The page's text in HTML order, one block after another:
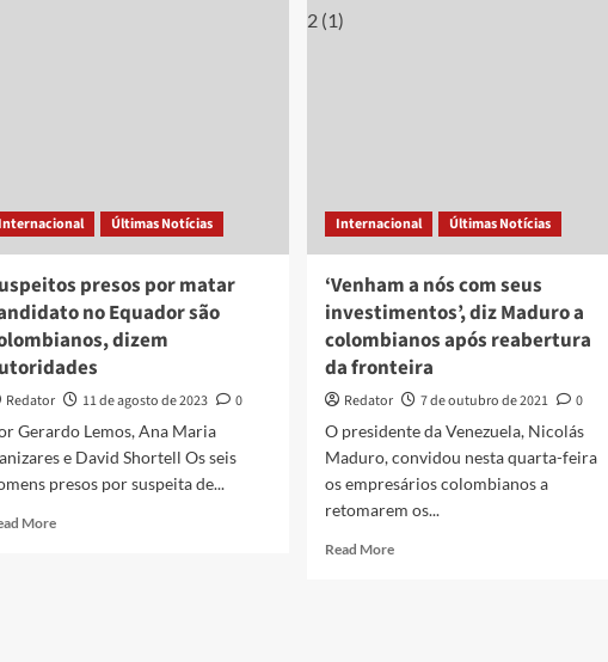
Internacional Últimas Notícias
presos por matar
no Equador são
dizem
Redator 11 de agosto de 2023
0
Gerardo Lemos, Ana Maria
e David Shortell Os seis
presos por suspeita de...
MoreRead
Internacional Últimas Notícias
‘Venham a nós com seus
investimentos’, diz Maduro a
colombianos após reabertura
da fronteira
Redator 7 de outubro de 2021
0
O presidente da Venezuela, Nicolás
Maduro, convidou nesta quarta-feira
os empresários colombianos a
retomarem os...
Read MoreRead